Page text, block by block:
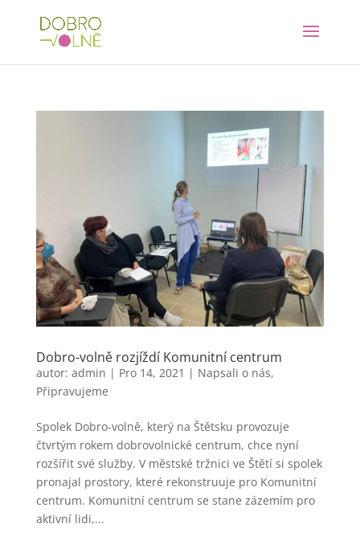
Dobro-volně rozjíždí Komunitní centrum
autor: admin | Pro 14, 2021 | Napsali o nás,
Připravujeme
Spolek Dobro-volně, který na Štětsku provozuje
čtvrtým rokem dobrovolnické centrum, chce nyní
rozšířit své služby. V městské tržnici ve Štětí si spolek
pronajal prostory, které rekonstruuje pro Komunitní
centrum. Komunitní centrum se stane zázemím pro
aktivní lidi,...